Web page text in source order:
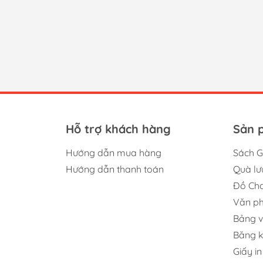
Hỗ trợ khách hàng
Hướng dẫn mua hàng
Hướng dẫn thanh toán
Sản
Sách
Quà
Đồ
Văn
Bảng
Băng
Giấy in